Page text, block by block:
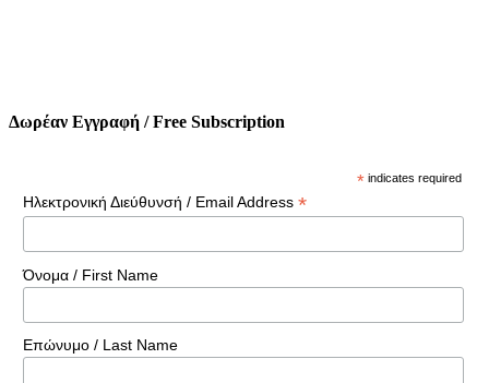
Δωρέαν Εγγραφή / Free Subscription
* indicates required
Ηλεκτρονική Διεύθυνσή / Email Address *
Όνομα / First Name
Επώνυμο / Last Name